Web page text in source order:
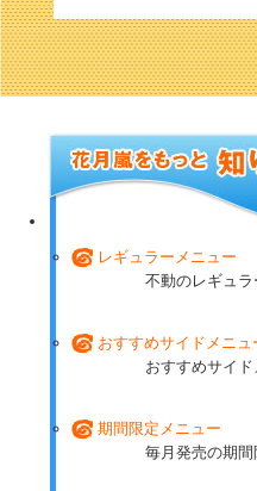
レギュラーメニュー
不動のレギュ
おすすめサイドメニュ
おすすめサイ
期間限定メニュー
毎月発売の期